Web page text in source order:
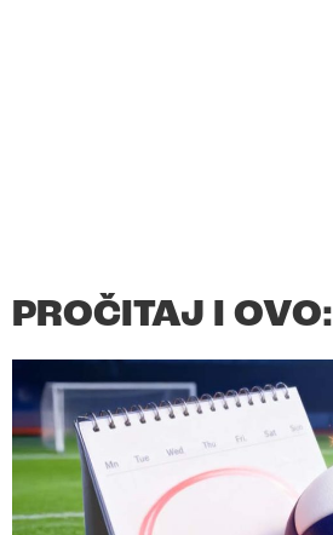
PROČITAJ I OVO: